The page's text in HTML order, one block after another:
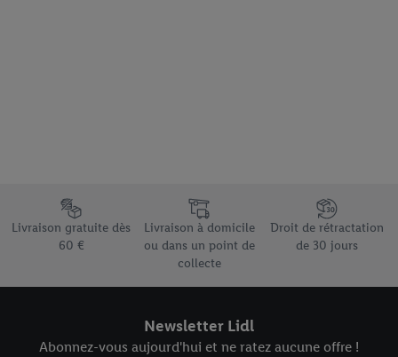
Élément du pied de page avec les différents arguments de
Livraison gratuite dès
60 €
Livraison à domicile
ou dans un point de
collecte
Droit de rétractation
de 30 jours
Newsletter Lidl
Abonnez-vous aujourd'hui et ne ratez aucune offre !